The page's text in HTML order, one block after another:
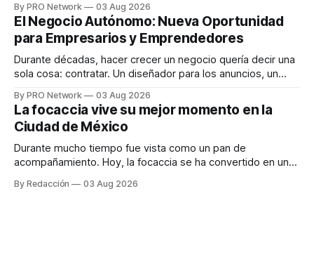
INTERIUS, el problema suele estar en otro lugar. Durante
una entrevista para el podcast SER PRO, el especialista en
marketing digital explicó que
By PRO Network 03 Aug 2026
El Negocio Autónomo: Nueva Oportunidad
para Empresarios y Emprendedores
Durante décadas, hacer crecer un negocio quería decir una
sola cosa: contratar. Un diseñador para los anuncios, un
para los textos, alguien que supiera de publicidad digital
para encontrar prospectos, un vendedor para atender
llamadas y mensajes, y —con suerte— una persona
By PRO Network 03 Aug 2026
La focaccia vive su mejor momento en la
Ciudad de México
Durante mucho tiempo fue vista como un pan de
acompañamiento. Hoy, la focaccia se ha convertido en uno
artesanal, ingredientes de calidad y experiencias que
By Redacción 03 Aug 2026